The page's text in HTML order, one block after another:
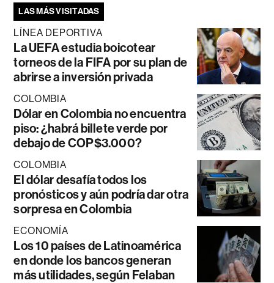
LAS MÁS VISITADAS
LÍNEA DEPORTIVA
La UEFA estudia boicotear
torneos de la FIFA por su plan de
abrirse a inversión privada
COLOMBIA
Dólar en Colombia no encuentra
piso: ¿habrá billete verde por
debajo de COP$3.000?
COLOMBIA
El dólar desafía todos los
pronósticos y aún podría dar otra
sorpresa en Colombia
ECONOMÍA
Los 10 países de Latinoamérica
en donde los bancos generan
más utilidades, según Felaban